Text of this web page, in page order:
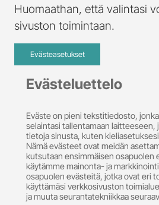
Huomaathan, että valintasi
sivuston toimintaan.
Evästeasetukset
Evästeluettelo
Eväste on pieni tekstitiedosto,
selaintasi tallentamaan laitteeseen,
tietoja sinusta, kuten
Nämä evästeet ovat meidän
kutsutaan ensimmäisen osapuolen
käytämme mainonta- ja
osapuolen evästeitä, jotka ovat eri
käyttämäsi verkkosivuston
ja muuta seurantatekniikkaa